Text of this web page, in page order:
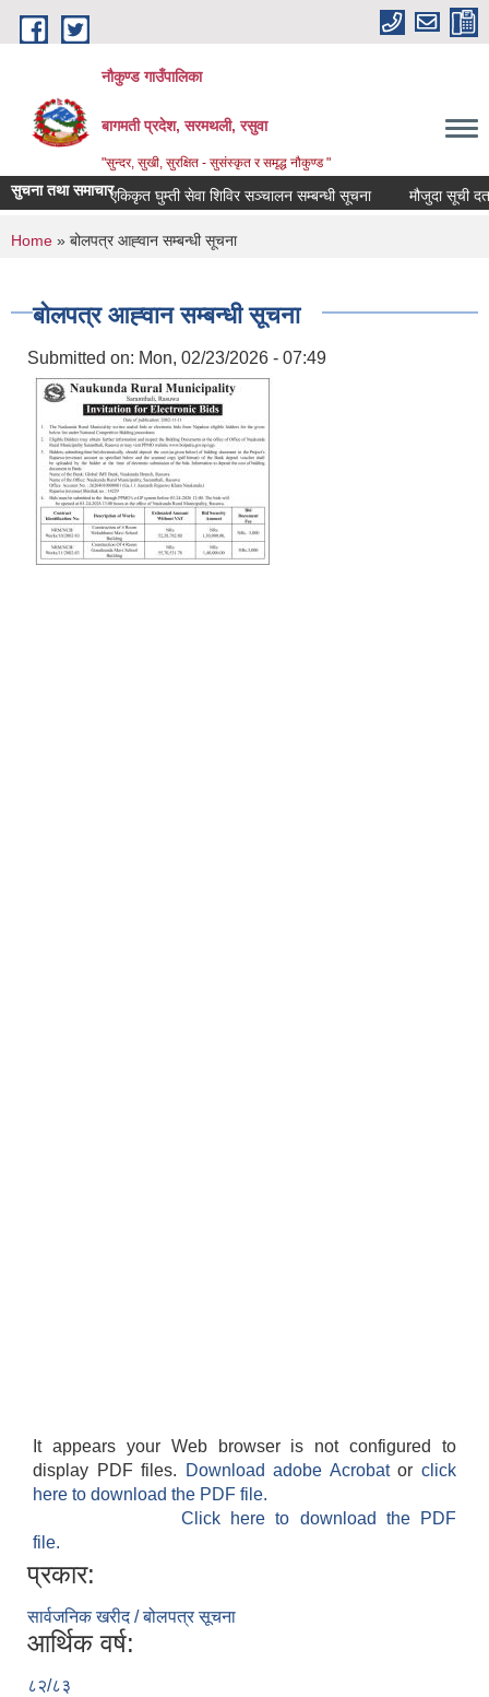
Skip to main content
नौकुण्ड गाउँपालिका
बागमती प्रदेश, सरमथली, रसुवा
"सुन्दर, सुखी, सुरक्षित - सुसंस्कृत र समृद्ध नौकुण्ड "
सुचना तथा समाचारएकिकृत घुम्ती सेवा शिविर सञ्‍चालन सम्बन्धी सूचना मौजुदा सूची
You are here
Home » बोलपत्र आह्‍वान सम्बन्धी सूचना
बोलपत्र आह्‍वान सम्बन्धी सूचना
Submitted on: Mon, 02/23/2026 - 07:49
It appears your Web browser is not configured to
display PDF files.
Download adobe Acrobatorclick
here to download the PDF file.
Click here to download the PDF
file.
प्रकार:
सार्वजनिक खरीद / बोलपत्र सूचना
आर्थिक वर्ष:
८२/८३